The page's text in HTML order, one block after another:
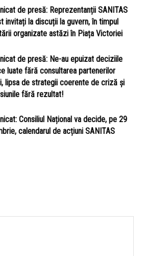
de presă: Reprezentanții SANITAS
invitați la discuții la guvern, în timpul
organizate astăzi în Piața Victoriei
de presă: Ne-au epuizat deciziile
luate fără consultarea partenerilor
lipsa de strategii coerente de criză și
fără rezultat!
Consiliul Național va decide, pe 29
calendarul de acțiuni SANITAS